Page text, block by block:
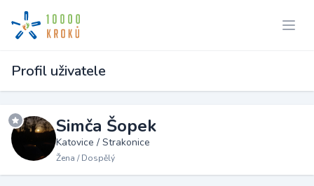
Profil uživatele
Simča Šopek
Katovice / Strakonice
Žena / Dospělý